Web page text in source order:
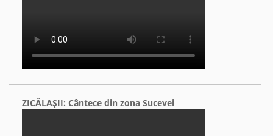
ZICĂLAŞII: Cântece din zona Sucevei